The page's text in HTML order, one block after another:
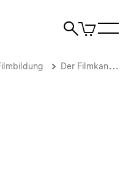
Suche
Artikel
im
Der Filmkanon